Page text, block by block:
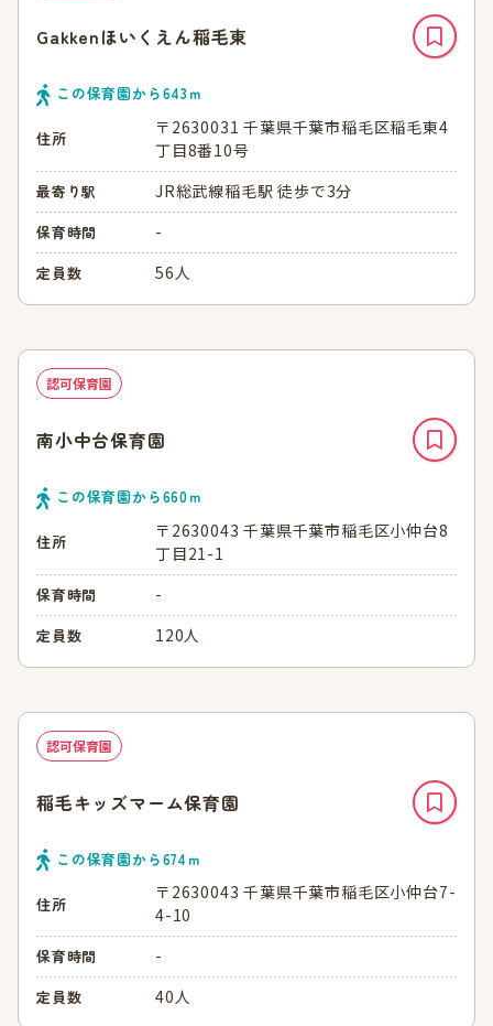
Gakkenほいくえん稲毛東
この保育園から643ｍ
住所
〒2630031 千葉県千葉市稲毛区稲毛東4
丁目8番10号
最寄り駅 JR総武線稲毛駅 徒歩で3分
保育時間 -
定員数 56人
認可保育園
南小中台保育園
この保育園から660ｍ
住所
〒2630043 千葉県千葉市稲毛区小仲台8
丁目21-1
保育時間 -
定員数 120人
認可保育園
稲毛キッズマーム保育園
この保育園から674 ｍ
住所
〒2630043 千葉県千葉市稲毛区小仲台7-
4-10
保育時間 -
定員数 40人